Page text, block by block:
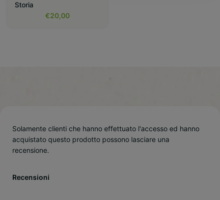
Storia
€20,00
Recensioni
Solamente clienti che hanno effettuato l'accesso ed hanno
acquistato questo prodotto possono lasciare una
recensione.